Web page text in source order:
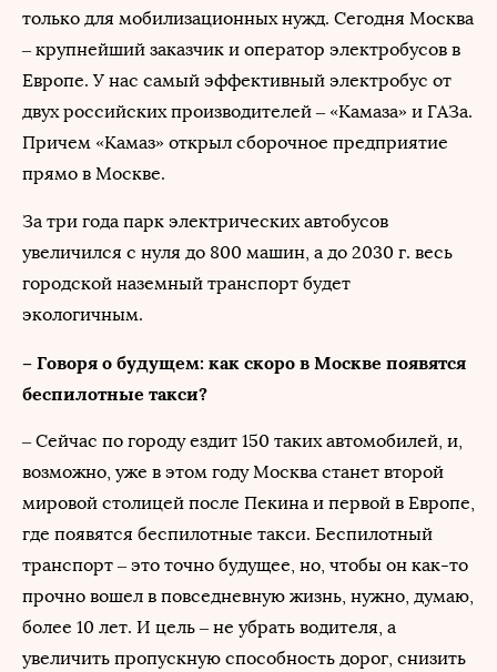
только для мобилизационных нужд. Сегодня Москва
– крупнейший заказчик и оператор электробусов в
Европе. У нас самый эффективный электробус от
двух российских производителей – «Камаза» и ГАЗа.
Причем «Камаз» открыл сборочное предприятие
прямо в Москве.
За три года парк электрических автобусов
увеличился с нуля до 800 машин, а до 2030 г. весь
городской наземный транспорт будет
экологичным.
– Говоря о будущем: как скоро в Москве появятся
беспилотные такси?
– Сейчас по городу ездит 150 таких автомобилей, и,
возможно, уже в этом году Москва станет второй
мировой столицей после Пекина и первой в Европе,
где появятся беспилотные такси. Беспилотный
транспорт – это точно будущее, но, чтобы он как-то
прочно вошел в повседневную жизнь, нужно, думаю,
более 10 лет. И цель – не убрать водителя, а
увеличить пропускную способность дорог, снизить